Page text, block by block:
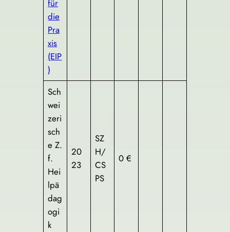
für
die
Pra
xis
(EIP
)
Sch
wei
zeri
sch
e Z.
f.
Hei
lpä
dag
ogi
k
20
23
SZ
H/
CS
PS
0 €